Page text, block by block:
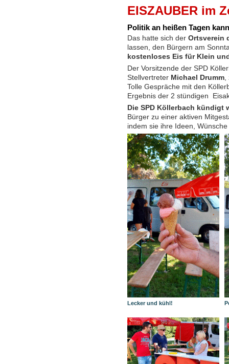
EISZAUBER im
Politik an heißen Tagen
Das hatte sich der Ortsverein
lassen, den Bürgern am
kostenloses Eis für Klein
Der Vorsitzende der SPD
Stellvertreter Michael Drumm,
Tolle Gespräche mit den
Ergebnis der 2 stündigen
Die SPD Köllerbach kündigt
Bürger zu einer aktiven
indem sie ihre Ideen,
Lecker und kühl!